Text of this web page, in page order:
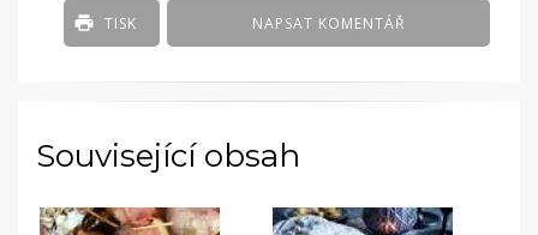
NAPSAT KOMENTÁŘ
TISK
Související obsah